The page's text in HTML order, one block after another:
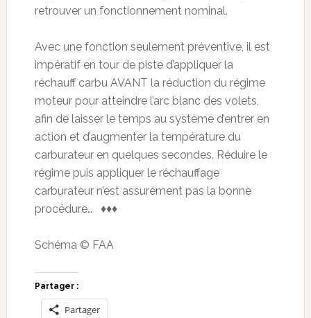
retrouver un fonctionnement nominal.
Avec une fonction seulement préventive, il est
impératif en tour de piste d’appliquer la
réchauff carbu AVANT la réduction du régime
moteur pour atteindre l’arc blanc des volets,
afin de laisser le temps au système d’entrer en
action et d’augmenter la température du
carburateur en quelques secondes. Réduire le
régime puis appliquer le réchauffage
carburateur n’est assurément pas la bonne
procédure… ♦♦♦
Schéma © FAA
Partager :
Partager